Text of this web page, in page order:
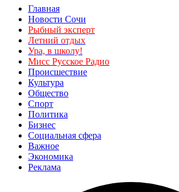
Главная
Новости Сочи
Рыбный эксперт
Летний отдых
Ура, в школу!
Мисс Русское Радио
Происшествие
Культура
Общество
Спорт
Политика
Бизнес
Социальная сфера
Важное
Экономика
Реклама